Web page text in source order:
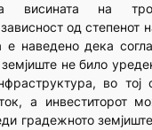
висината на
од степенот
е наведено дека
не било
во тој
а инвеститорот
градежното